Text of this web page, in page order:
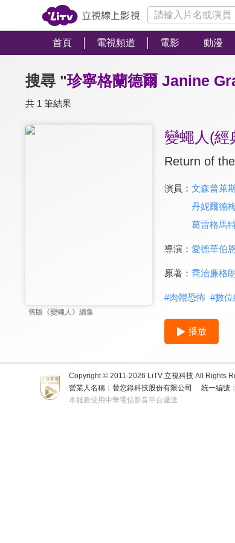
首頁 電視頻道 電影 動漫
搜尋 "珍寧格蘭德爾 Janine
共 1 筆結果
舊版《變蠅人》續集
變蠅人(經
Return of
演員： 文森普萊
丹妮爾德
葛雷格馬
導演： 愛德華伯
原著： 喬治廉格
#肉體恐怖 #數位
播放
Copyright © 2011-2026 LiTV 立視科技 All Rights
營業人名稱：替您錄科技股份有限公司
統一編號
本服務使用中華電信影音平台遞送